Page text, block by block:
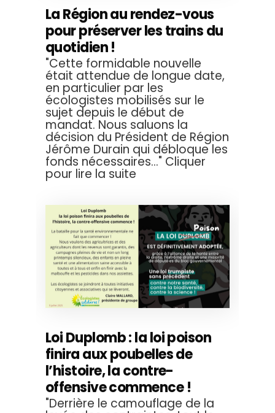
La Région au rendez-vous
pour préserver les trains du
quotidien !
"Cette formidable nouvelle
était attendue de longue date,
en particulier par les
écologistes mobilisés sur le
sujet depuis le début de
mandat. Nous saluons la
décision du Président de Région
Jérôme Durain qui débloque les
fonds nécessaires..." Cliquer
pour lire la suite
Loi Duplomb : la loi poison
finira aux poubelles de
l’histoire, la contre-
offensive commence !
"Derrière le camouflage de la